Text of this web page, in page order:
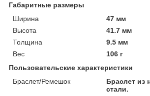
Габаритные размеры
Ширина
47 мм
Высота
41.7 мм
Толщина
9.5 мм
Вес
106 г
Пользовательские характеристики
Браслет/Ремешок
Браслет из
стали.